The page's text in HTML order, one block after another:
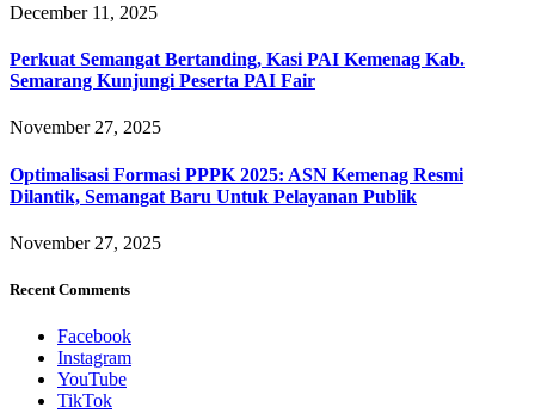
December 11, 2025
Perkuat Semangat Bertanding, Kasi PAI Kemenag Kab.
Semarang Kunjungi Peserta PAI Fair
November 27, 2025
Optimalisasi Formasi PPPK 2025: ASN Kemenag Resmi
Dilantik, Semangat Baru Untuk Pelayanan Publik
November 27, 2025
Recent Comments
Facebook
Instagram
YouTube
TikTok